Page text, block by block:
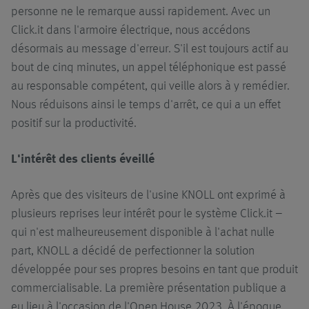
personne ne le remarque aussi rapidement. Avec un
Click.it dans l'armoire électrique, nous accédons
désormais au message d'erreur. S'il est toujours actif au
bout de cinq minutes, un appel téléphonique est passé
au responsable compétent, qui veille alors à y remédier.
Nous réduisons ainsi le temps d'arrêt, ce qui a un effet
positif sur la productivité.
L'intérêt des clients éveillé
Après que des visiteurs de l'usine KNOLL ont exprimé à
plusieurs reprises leur intérêt pour le système Click.it –
qui n'est malheureusement disponible à l'achat nulle
part, KNOLL a décidé de perfectionner la solution
développée pour ses propres besoins en tant que produit
commercialisable. La première présentation publique a